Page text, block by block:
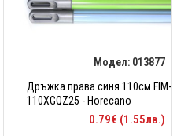
Модел: 013877
Дръжка права синя 110см FIM-
110XGQZ25 - Horecano
0.79€ (1.55лв.)